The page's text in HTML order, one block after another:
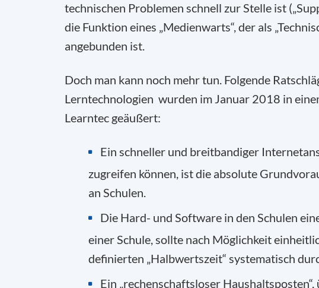
technischen Problemen schnell zur Stelle ist
die Funktion eines „Medienwarts“, der als
angebunden ist.
Doch man kann noch mehr tun. Folgende
Lerntechnologien wurden im Januar 2018 in
Learntec geäußert:
Ein schneller und breitbandiger
zugreifen können, ist die absolute
an Schulen.
Die Hard- und Software in den Schulen
einer Schule, sollte nach Möglichkeit
definierten „Halbwertszeit“ systematisch
Ein „rechenschaftsloser